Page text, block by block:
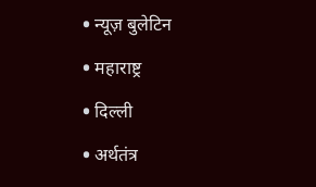
न्यूज़ बुलेटिन
महाराष्ट्र
दिल्ली
अर्थतंत्र